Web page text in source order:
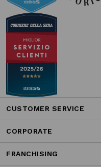
CUSTOMER SERVICE
CORPORATE
FRANCHISING